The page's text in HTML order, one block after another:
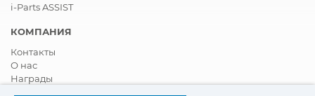
i-Parts ASSIST
КОМПАНИЯ
Контакты
О нас
Награды